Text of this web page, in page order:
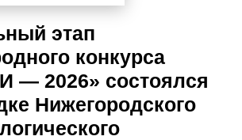
этап
конкурса
— 2026» состоялся
Нижегородского